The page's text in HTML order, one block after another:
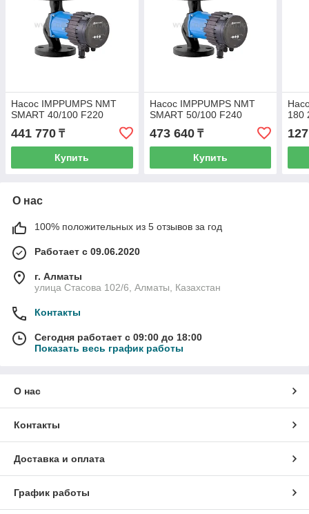
Насос IMPPUMPS NMT
SMART 40/100 F220
441 770 ₸
Купить
Насос IMPPUMPS NMT
SMART 50/100 F240
473 640₸
Купить
180
О нас
100% положительных из 5 отзывов за год
Работает с 09.06.2020
г. Алматы
улица Стасова 102/6, Алматы, Казахстан
Контакты
Сегодня работает с 09:00 до 18:00
Показать весь график работы
О нас
Контакты
Доставка и оплата
График работы